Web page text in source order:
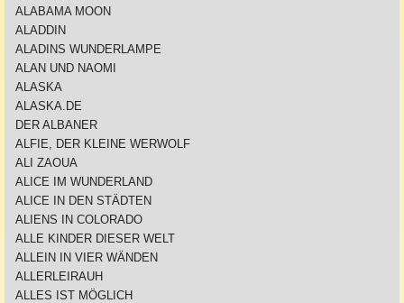
ALABAMA MOON
ALADDIN
ALADINS WUNDERLAMPE
ALAN UND NAOMI
ALASKA
ALASKA.DE
DER ALBANER
ALFIE, DER KLEINE WERWOLF
ALI ZAOUA
ALICE IM WUNDERLAND
ALICE IN DEN STÄDTEN
ALIENS IN COLORADO
ALLE KINDER DIESER WELT
ALLEIN IN VIER WÄNDEN
ALLERLEIRAUH
ALLES IST MÖGLICH